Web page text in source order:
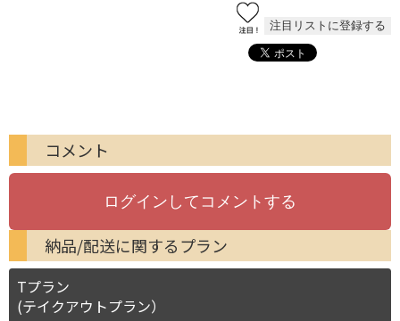
コメント
納品/配送に関するプラン
Tプラン
(テイクアウトプラン）